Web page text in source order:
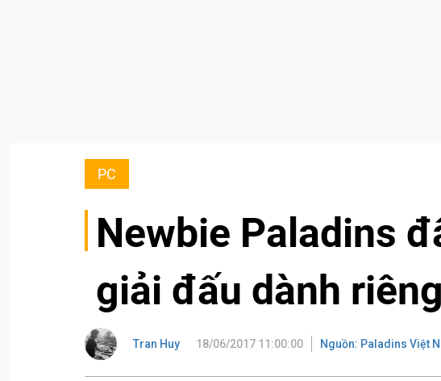
PC
Newbie Paladins
giải đấu dành
Tran Huy 18/06/2017 11:00:00 Nguồn: Paladins Việt